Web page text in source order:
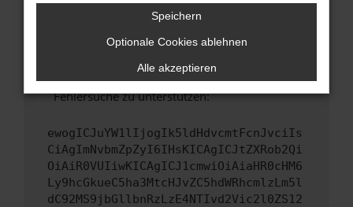
Wende dich an den Webseitenbetreiber.
Wenn du alle oben genannten Schritte versucht
hast, kontaktiere uns bitte. Wir werden
versuchen, das Problem zu beheben. Du kannst
uns diesen Text schicken, um uns bei der
Fehlersuche zu unterstützen:
ewogICJuYW1lIjogIk5ldHdvcmtFcnJvciIs
CiAgImNvbmZpZyI6IHsKICAgICJtZXRob2Qi
OiAiR0VUIiwKICAgICJ1cmwiOiAiaHR0cHM6
Ly9hcGkueC5ha3MtcHJvZC5hdWRhcmlzLm5l
dC92MS9jbGllbnRzLzE4NTIvd2Vic2l0ZS12
Speichern
Optionale Cookies ablehnen
Alle akzeptieren